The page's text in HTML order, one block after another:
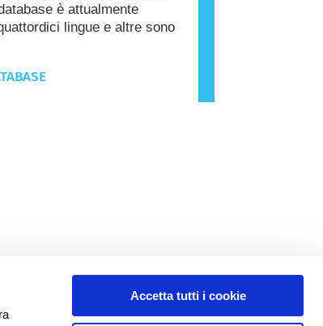
Accetta tutti i cookie
è attualmente
lingue e altre sono